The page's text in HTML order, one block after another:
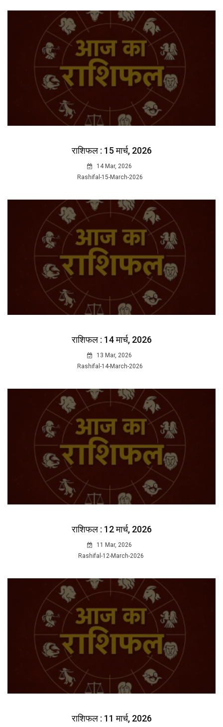
राशिफल : 15 मार्च, 2026
14 Mar, 2026
Rashifal-15-March-2026
राशिफल : 14 मार्च, 2026
13 Mar, 2026
Rashifal-14-March-2026
राशिफल : 12 मार्च, 2026
11 Mar, 2026
Rashifal-12-March-2026
राशिफल : 11 मार्च, 2026